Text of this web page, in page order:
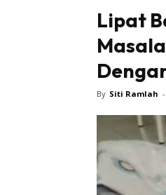
Lipat
By Siti Ramlah -